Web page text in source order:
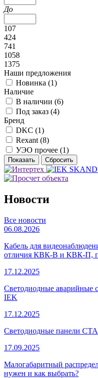
До
107
424
741
1058
1375
Наши предложения
Новинка (1)
Наличие
В наличии (6)
Под заказ (4)
Бренд
DKC (1)
Rexant (8)
УЭО прочее (1)
Новости
Все новости
06.08.2026
Кабель для
отличия КВК-В и КВК-П,
17.12.2025
Светодиодные
IEK
17.12.2025
Светодиодные панели
17.09.2025
Малогабаритный
нужен и как выбрать?